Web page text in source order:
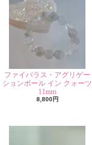
ファイバラス・アグリゲー
ションボール イン クォーツ
11mm
8,800円